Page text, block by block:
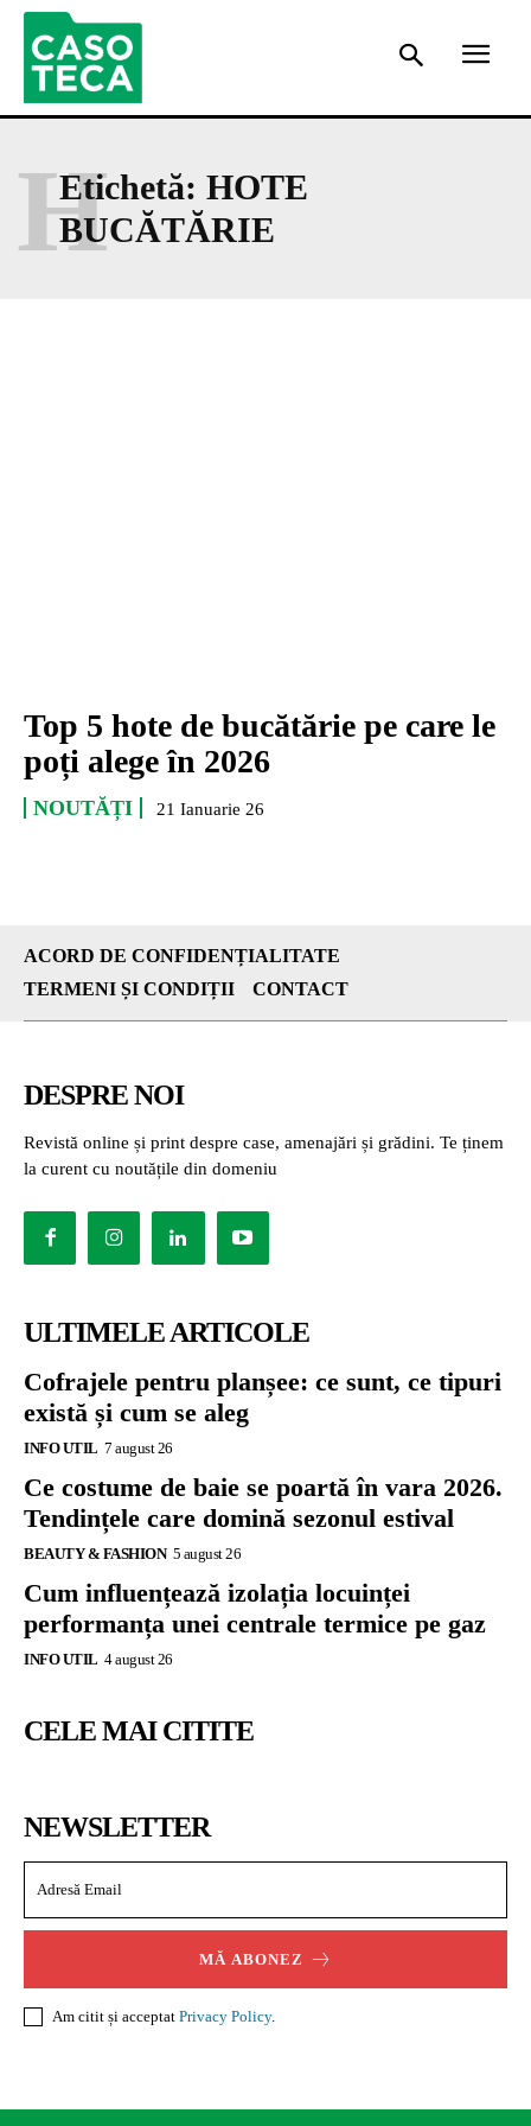
Etichetă: HOTE
BUCĂTĂRIE
H
Top 5 hote de bucătărie pe care le
poți alege în 2026
NOUTĂȚI 21 Ianuarie 26
ACORD DE CONFIDENȚIALITATE
TERMENI ȘI CONDIȚII
CONTACT
DESPRE NOI
Revistă online și print despre case, amenajări și grădini. Te ținem
la curent cu noutățile din domeniu
ULTIMELE ARTICOLE
Cofrajele pentru planșee: ce sunt, ce tipuri
există și cum se aleg
INFO UTIL 7 august 26
Ce costume de baie se poartă în vara 2026.
Tendințele care domină sezonul estival
BEAUTY & FASHION 5 august 26
Cum influențează izolația locuinței
performanța unei centrale termice pe gaz
INFO UTIL 4 august 26
CELE MAI CITITE
NEWSLETTER
MĂ ABONEZ
Am citit și acceptat Privacy Policy.